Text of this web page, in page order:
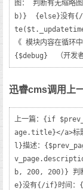
图： 判断有无缩
b)}  {else}没有{/
te($t._updatetime,
《 模块内容在循环
{$debug}  （开发者
迅睿cms调用上
上一篇：{if
age.title}</a>标
l}描述：
b, 200, 200)} 判
e}没有{/if}时间：